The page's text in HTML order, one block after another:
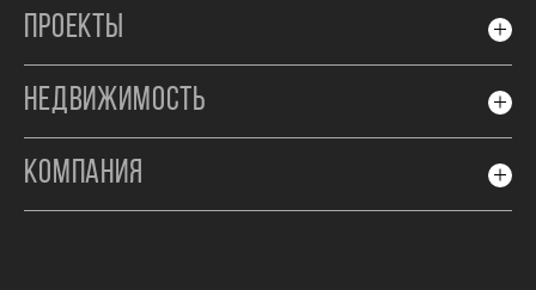
ПРОЕКТЫ
НЕДВИЖИМОСТЬ
КОМПАНИЯ